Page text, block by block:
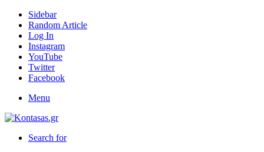
Sidebar
Random Article
Log In
Instagram
YouTube
Twitter
Facebook
Menu
Search for